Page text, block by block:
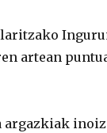
artean
argazkiak